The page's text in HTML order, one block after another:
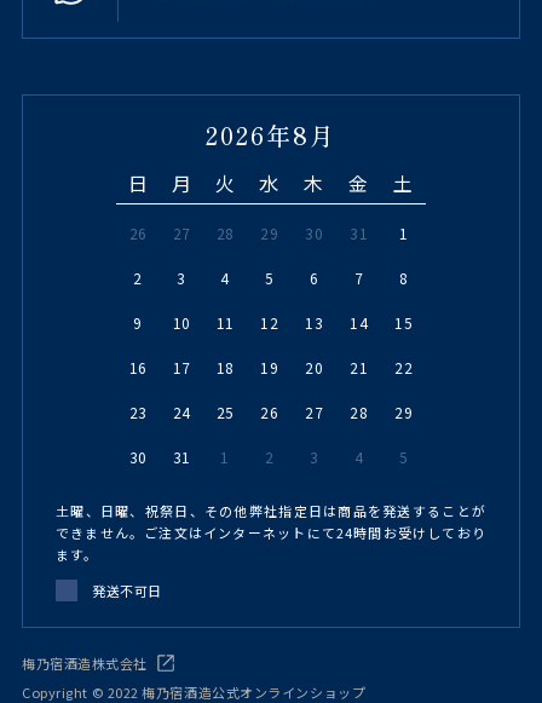
2026年8月
日 月 火 水 木 金 土
26 27 28 29 30 31 1
2 3 4 5 6 7 8
9 10 11 12 13 14 15
16 17 18 19 20 21 22
23 24 25 26 27 28 29
30 31 1 2 3 4 5
土曜、日曜、祝祭日、その他弊社指定日は商品を発送することが
できません。ご注文はインターネットにて24時間お受けしており
ます。
発送不可日
梅乃宿酒造株式会社
Copyright © 2022 梅乃宿酒造公式オンラインショップ